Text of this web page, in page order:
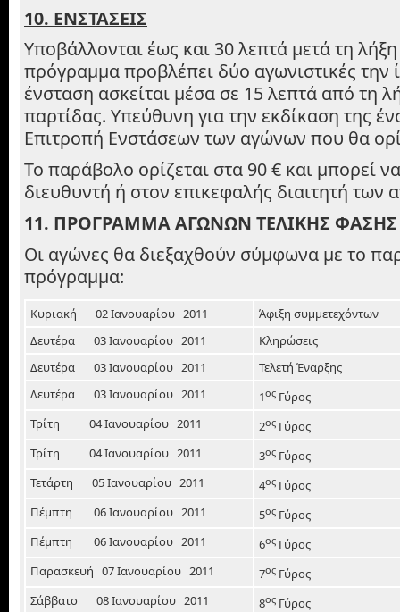
10. ΕΝΣΤΑΣΕΙΣ
Υποβάλλονται έως και 30 λεπτά μετά τη
πρόγραμμα προβλέπει δύο αγωνιστικές την
ένσταση ασκείται μέσα σε 15 λεπτά από τη
παρτίδας. Υπεύθυνη για την εκδίκαση της
Επιτροπή Ενστάσεων των αγώνων που θα
Το παράβολο ορίζεται στα 90 € και μπορεί
διευθυντή ή στον επικεφαλής διαιτητή των
11. ΠΡΟΓΡΑΜΜΑ ΑΓΩΝΩΝ ΤΕΛΙΚΗΣ ΦΑΣΗΣ
Οι αγώνες θα διεξαχθούν σύμφωνα με το
πρόγραμμα:
Κυριακή 02 Ιανουαρίου 2011
Άφιξη συμμετεχόντων
Δευτέρα 03 Ιανουαρίου 2011
Κληρώσεις
Δευτέρα 03 Ιανουαρίου 2011
Τελετή Έναρξης
Δευτέρα 03 Ιανουαρίου 2011
1ος Γύρος
Τρίτη 04 Ιανουαρίου 2011
2ος Γύρος
Τρίτη 04 Ιανουαρίου 2011
3ος Γύρος
Τετάρτη 05 Ιανουαρίου 2011
4ος Γύρος
Πέμπτη 06 Ιανουαρίου 2011
5ος Γύρος
Πέμπτη 06 Ιανουαρίου 2011
6ος Γύρος
Παρασκευή 07 Ιανουαρίου 2011
7ος Γύρος
Σάββατο 08 Ιανουαρίου 2011
8ος Γύρος